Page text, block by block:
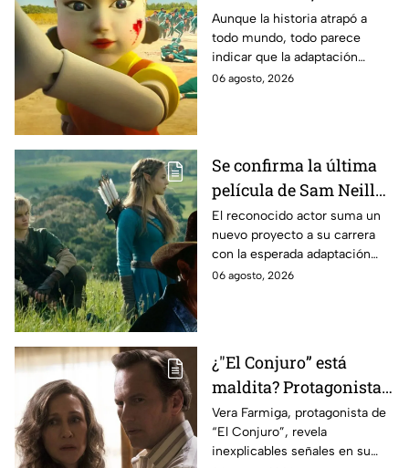
Estados Unidos? Esto
es lo que se sabe al
momento
Aunque la historia atrapó a
todo mundo, todo parece
indicar que la adaptación
podría ser cancelada:
06 agosto, 2026
Se confirma la última
película de Sam Neill
antes de morir: esto es
lo que se sabe hasta
ahora
El reconocido actor suma un
nuevo proyecto a su carrera
con la esperada adaptación
cinematográfica del popular
06 agosto, 2026
¿"El Conjuro” está
maldita? Protagonista
revela INQUIETANTES
señales en su cuerpo
durante la grabación de
Vera Farmiga, protagonista de
“El Conjuro”, revela
inexplicables señales en su